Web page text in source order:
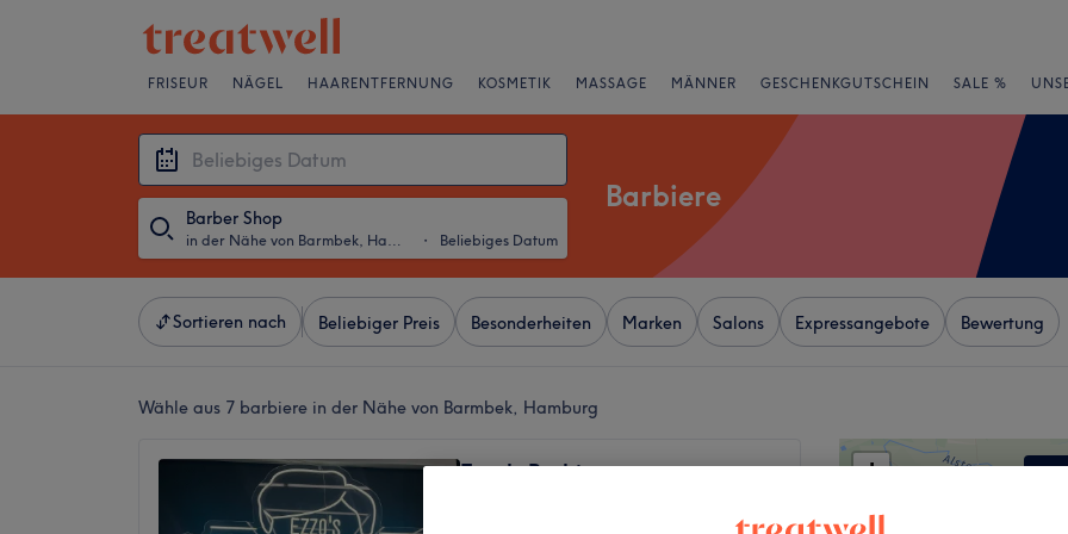
FRISEUR NÄGEL HAARENTFERNUNG KOSMETIK MASSAGE MÄNNER GESCHENKGUTSCHEIN SALE %
Barber Shop
in der Nähe von Barmbek, Hamburg ・ Beliebiges Datum
Barbiere
Sortieren nach Beliebiger Preis Besonderheiten Marken Salons Expressangebote Bewertung
Wähle aus 7 barbiere in der Nähe von Barmbek, Hamburg
Ezzo's Barbier
+
−